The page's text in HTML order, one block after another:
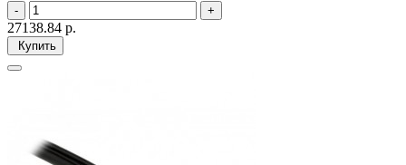
27138.84 р.
Купить